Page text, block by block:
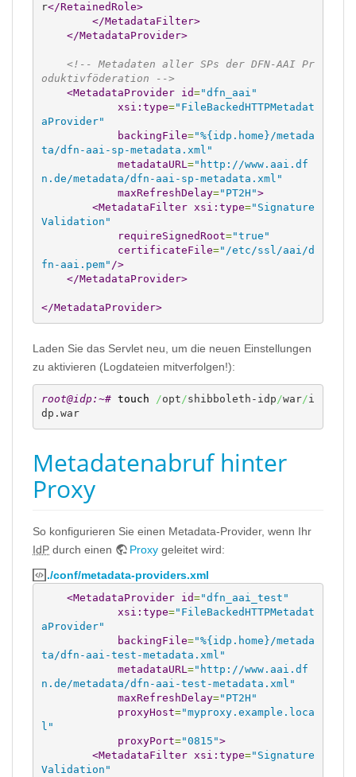
r</RetainedRole>
</MetadataFilter>
</MetadataProvider>
<!-- Metadaten aller SPs der DFN-AAI Pr
oduktivföderation -->
<MetadataProvider
id="dfn_aai"
xsi:type="FileBackedHTTPMetadat
aProvider"
backingFile="%{idp.home}/metada
ta/dfn-aai-sp-metadata.xml"
metadataURL="http://www.aai.df
n.de/metadata/dfn-aai-sp-metadata.xml"
maxRefreshDelay="PT2H">
<MetadataFilter xsi:type="Signature
Validation"
requireSignedRoot="true"
certificateFile="/etc/ssl/aai/d
fn-aai.pem" />
</MetadataProvider>
</MetadataProvider>
Laden Sie das Servlet neu, um die neuen Einstellungen
zu aktivieren (Logdateien mitverfolgen!):
root@idp:~# touch /opt/shibboleth-idp/war/i
dp.war
Metadatenabruf hinter
Proxy
So konfigurieren Sie einen Metadata-Provider, wenn Ihr
IdP durch einen Proxy geleitet wird:
./conf/metadata-providers.xml
<MetadataProvider id="dfn_aai_test"
xsi:type="FileBackedHTTPMetadat
aProvider"
backingFile="%{idp.home}/metada
ta/dfn-aai-test-metadata.xml"
metadataURL="http://www.aai.df
n.de/metadata/dfn-aai-test-metadata.xml"
maxRefreshDelay="PT2H"
proxyHost="myproxy.example.loca
l"
proxyPort="0815">
<MetadataFilter xsi:type="Signature
Validation"